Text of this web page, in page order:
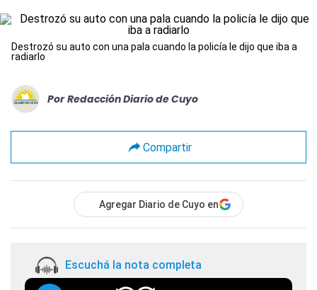
Destrozó su auto con una pala cuando la policía le dijo que iba a
radiarlo
Por Redacción Diario de Cuyo
Compartir
Agregar Diario de Cuyo en
Escuchá la nota completa